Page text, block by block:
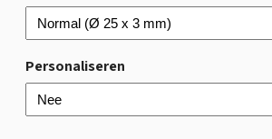
Personaliseren